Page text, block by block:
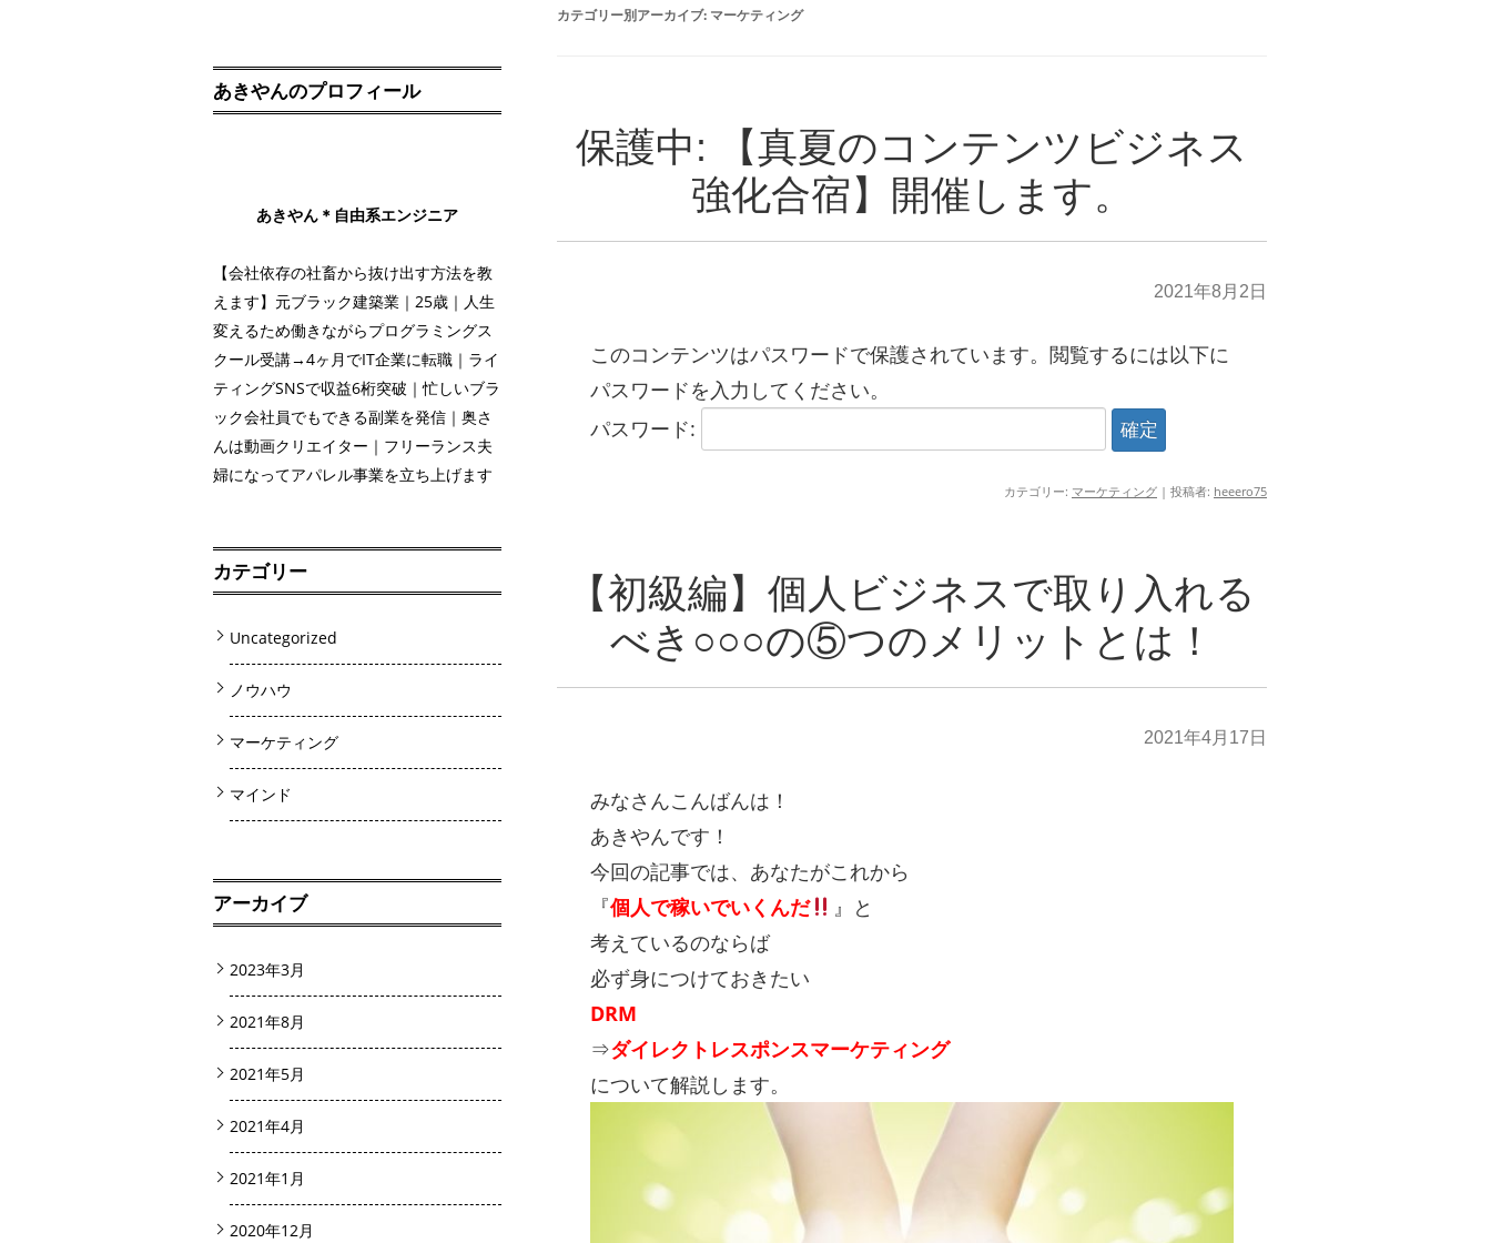
カテゴリー別アーカイブ: マーケティング
保護中: 【真夏のコンテンツビジネス
強化合宿】開催します。
2021年8月2日
このコンテンツはパスワードで保護されています。閲覧するには以下に
パスワードを入力してください。
パスワード:
カテゴリー: マーケティング | 投稿者: heeero75
【初級編】個人ビジネスで取り入れる
べき○○○の⑤つのメリットとは！
2021年4月17日
みなさんこんばんは！
あきやんです！
今回の記事では、あなたがこれから
『個人で稼いでいくんだ
』と
考えているのならば
必ず身につけておきたい
DRM
⇒ダイレクト レスポンスマーケティング
について解説します。
あきやんのプロフィール
あきやん＊自由系エンジニア
【会社依存の社畜から抜け出す方法を教
えます】元ブラック建築業｜25歳｜人生
変えるため働きながらプログラミングス
クール受講→4ヶ月でIT企業に転職｜ライ
ティングSNSで収益6桁突破｜忙しいブラ
ック会社員でもできる副業を発信｜奥さ
んは動画クリエイター｜フリーランス夫
婦になってアパレル事業を立ち上げます
カテゴリー
Uncategorized
ノウハウ
マーケティング
マインド
アーカイブ
2023年3月
2021年8月
2021年5月
2021年4月
2021年1月
2020年12月